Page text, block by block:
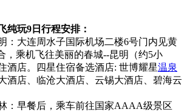
纯玩9日行程安排：
：大连周水子国际机场二楼6号门内见黄
，乘机飞往美丽的春城--昆明（约5小
酒店。四星住宿备选酒店: 世博耀星温泉
酒店、临沧大酒店、云锡大酒店、碧海云
：早餐后，乘车前往国家AAAA级景区